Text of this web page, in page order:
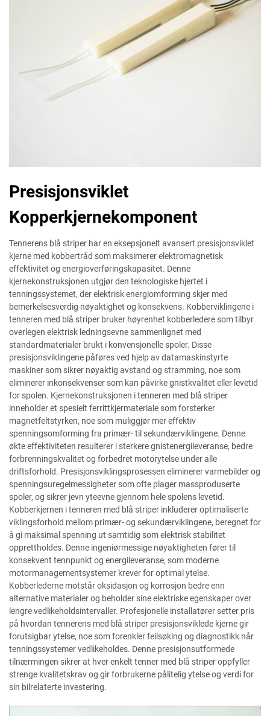
Presisjonsviklet
Kopperkjernekomponent
Tennerens blå striper har en eksepsjonelt avansert presisjonsviklet
kjerne med kobbertråd som maksimerer elektromagnetisk
effektivitet og energioverføringskapasitet. Denne
kjernekonstruksjonen utgjør den teknologiske hjertet i
tenningssystemet, der elektrisk energiomforming skjer med
bemerkelsesverdig nøyaktighet og konsekvens. Kobberviklingene i
tenneren med blå striper bruker høyrenhet kobberledere som tilbyr
overlegen elektrisk ledningsevne sammenlignet med
standardmaterialer brukt i konvensjonelle spoler. Disse
presisjonsviklingene påføres ved hjelp av datamaskinstyrte
maskiner som sikrer nøyaktig avstand og stramming, noe som
eliminerer inkonsekvenser som kan påvirke gnistkvalitet eller levetid
for spolen. Kjernekonstruksjonen i tenneren med blå striper
inneholder et spesielt ferrittkjermateriale som forsterker
magnetfeltstyrken, noe som muliggjør mer effektiv
spenningsomforming fra primær- til sekundærviklingene. Denne
økte effektiviteten resulterer i sterkere gnistenergileveranse, bedre
forbrenningskvalitet og forbedret motorytelse under alle
driftsforhold. Presisjonsviklingsprosessen eliminerer varmebilder og
spenningsuregelmessigheter som ofte plager massproduserte
spoler, og sikrer jevn yteevne gjennom hele spolens levetid.
Kobberkjernen i tenneren med blå striper inkluderer optimaliserte
viklingsforhold mellom primær- og sekundærviklingene, beregnet for
å gi maksimal spenning ut samtidig som elektrisk stabilitet
opprettholdes. Denne ingeniørmessige nøyaktigheten fører til
konsekvent tennpunkt og energileveranse, som moderne
motormanagementsystemer krever for optimal ytelse.
Kobberlederne motstår oksidasjon og korrosjon bedre enn
alternative materialer og beholder sine elektriske egenskaper over
lengre vedlikeholdsintervaller. Profesjonelle installatører setter pris
på hvordan tennerens med blå striper presisjonsviklede kjerne gir
forutsigbar ytelse, noe som forenkler feilsøking og diagnostikk når
tenningssystemer vedlikeholdes. Denne presisjonsutformede
tilnærmingen sikrer at hver enkelt tenner med blå striper oppfyller
strenge kvalitetskrav og gir forbrukerne pålitelig ytelse og verdi for
sin bilrelaterte investering.